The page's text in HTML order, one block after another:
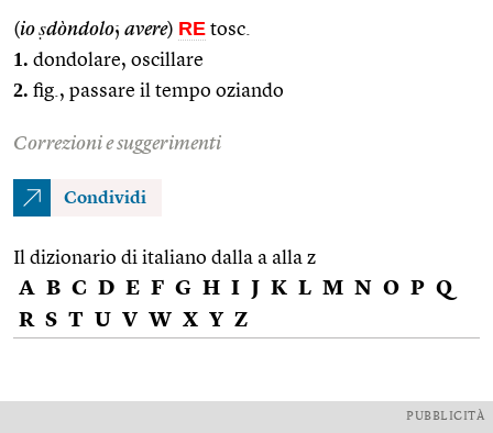
(io ṣdòndolo; avere) RE tosc.
1. dondolare, oscillare
2. fig., passare il tempo oziando
Correzioni e suggerimenti
Condividi
Il dizionario di italiano dalla a alla z
A B C D E F G H I J K L M N O P Q
R S T U V W X Y Z
PUBBLICITÀ